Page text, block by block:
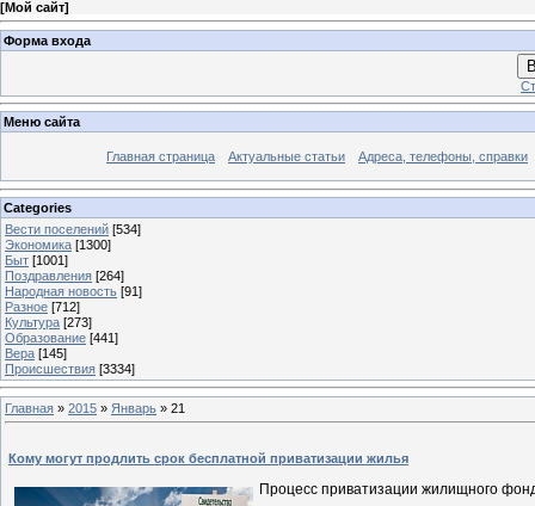
[Мой сайт]
Форма входа
Меню сайта
Главная страница Актуальные статьи Адреса, телефоны, справки
Categories
Вести поселений [534]
Экономика [1300]
Быт [1001]
Поздравления [264]
Народная новость [91]
Разное [712]
Культура [273]
Образование [441]
Вера [145]
Происшествия [3334]
Главная » 2015 » Январь » 21
Кому могут продлить срок бесплатной приватизации жилья
Процесс приватизации жилищного